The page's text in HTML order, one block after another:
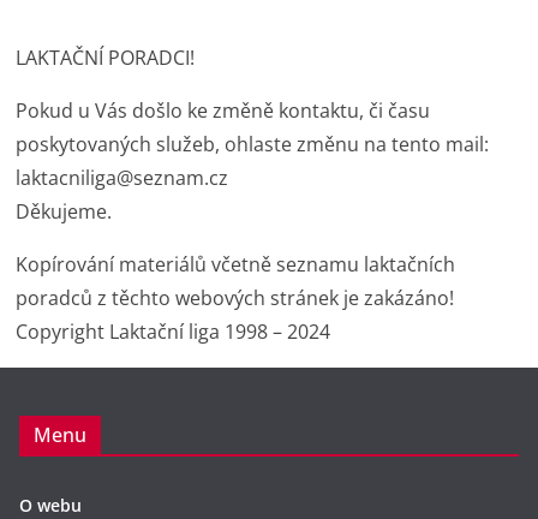
LAKTAČNÍ PORADCI!
Pokud u Vás došlo ke změně kontaktu, či času
poskytovaných služeb, ohlaste změnu na tento mail:
laktacniliga@seznam.cz
Děkujeme.
Kopírování materiálů včetně seznamu laktačních
poradců z těchto webových stránek je zakázáno!
Copyright Laktační liga 1998 – 2024
Menu
O webu